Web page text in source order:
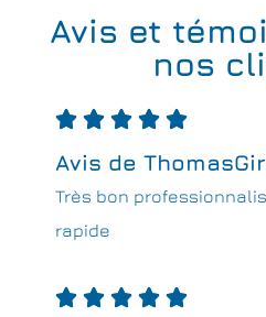
Avis et
nos
    
Avis de
Très bon
rapide
    